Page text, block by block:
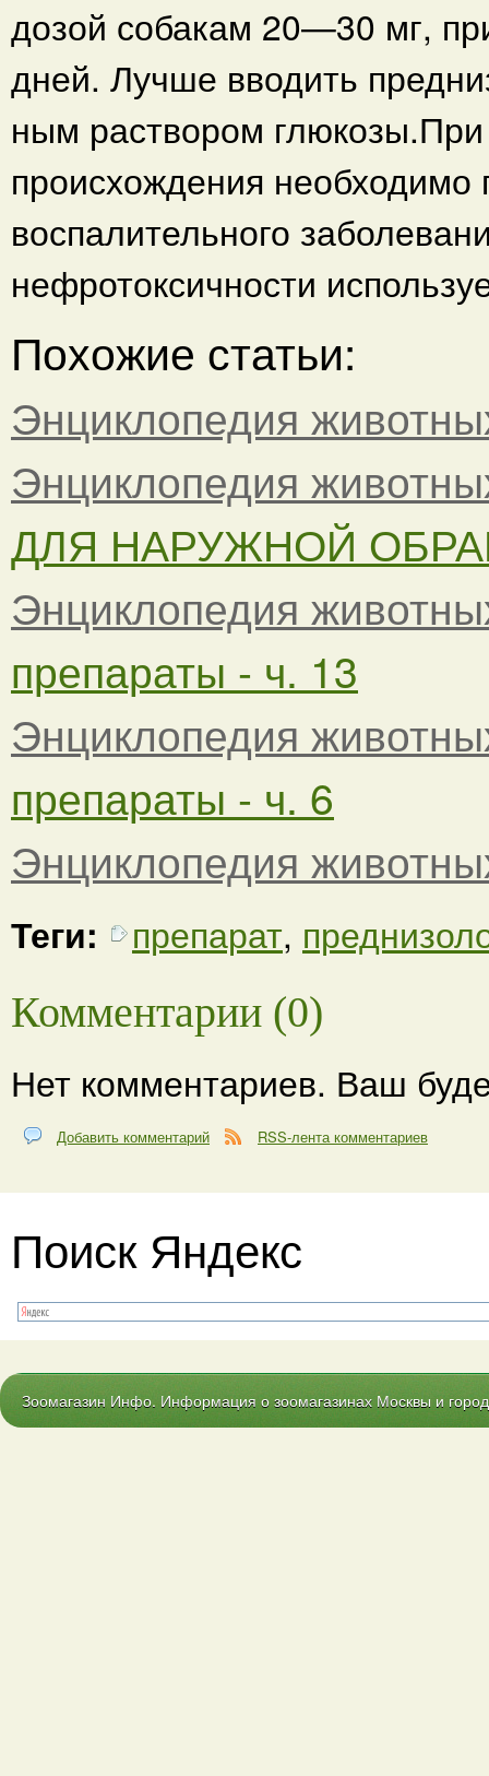
дозой собакам 20—30 мг,
дней. Лучше вводить
ным раствором
происхождения необходимо
воспалительного
нефротоксичности
Похожие статьи:
Энциклопедия
Энциклопедия
ДЛЯ НАРУЖНОЙ
Энциклопедия
препараты - ч. 13
Энциклопедия
препараты - ч. 6
Энциклопедия
Теги: препарат,
Комментарии (0)
Нет комментариев. Ваш
Добавить комментарий RSS-лента комментариев
Поиск Яндекс
Зоомагазин Инфо. Информация о зоомагазинах Москвы и